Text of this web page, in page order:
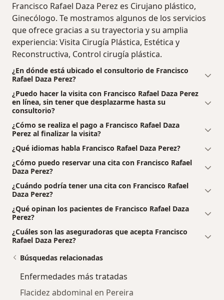
Francisco Rafael Daza Perez es Cirujano plástico,
Ginecólogo. Te mostramos algunos de los servicios
que ofrece gracias a su trayectoria y su amplia
experiencia: Visita Cirugía Plástica, Estética y
Reconstructiva, Control cirugía plástica.
¿En dónde está ubicado el consultorio de Francisco
Rafael Daza Perez?
¿Puedo hacer la visita con Francisco Rafael Daza Perez
en línea, sin tener que desplazarme hasta su
consultorio?
¿Cómo se realiza el pago a Francisco Rafael Daza
Perez al finalizar la visita?
¿Qué idiomas habla Francisco Rafael Daza Perez?
¿Cómo puedo reservar una cita con Francisco Rafael
Daza Perez?
¿Cuándo podría tener una cita con Francisco Rafael
Daza Perez?
¿Qué opinan los pacientes de Francisco Rafael Daza
Perez?
¿Cuáles son las aseguradoras que acepta Francisco
Rafael Daza Perez?
Búsquedas relacionadas
Enfermedades más tratadas
Flacidez abdominal en Pereira